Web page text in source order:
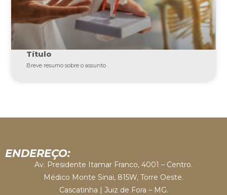
Título
Breve resumo sobre o assunto
ENDEREÇO:
Av. Presidente Itamar Franco, 4001 – Centro.
Médico Monte Sinai, 815W, Torre Oeste.
Cascatinha | Juiz de Fora – MG.